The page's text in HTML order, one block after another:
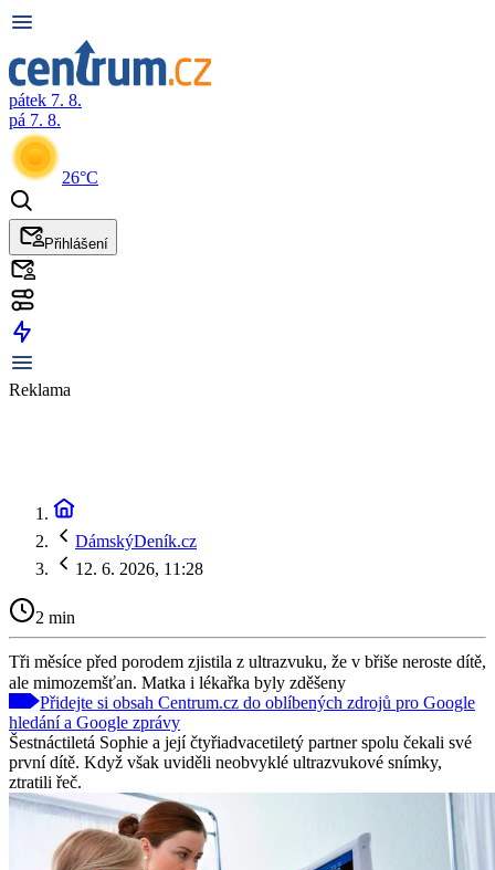
pátek 7. 8.
pá 7. 8.
26°C
Přihlášení
Reklama
DámskýDeník.cz
12. 6. 2026, 11:28
2 min
Tři měsíce před porodem zjistila z ultrazvuku, že v břiše neroste dítě,
ale mimozemšťan. Matka i lékařka byly zděšeny
Přidejte si obsah Centrum.cz do oblíbených zdrojů pro Google
hledání a Google zprávy
Šestnáctiletá Sophie a její čtyřiadvacetiletý partner spolu čekali své
první dítě. Když však uviděli neobvyklé ultrazvukové snímky,
ztratili řeč.